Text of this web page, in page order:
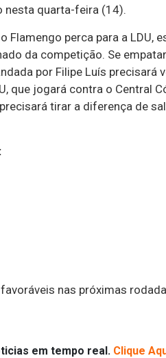
nesta quarta-feira (14).
Flamengo perca para a LDU,
da competição. Se
por Filipe Luís precisará
que jogará contra o Central
tirar a diferença de
nas próximas
em tempo real. Clique